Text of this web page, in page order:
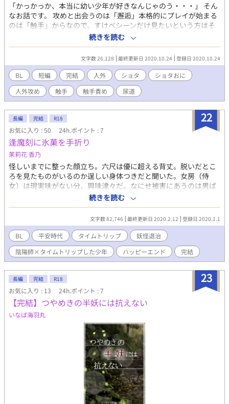
「かっかっか、本当に幼い少年が好きなんじゃのう・・・」 そん
なお話です。 攻めと出会うのは「邂逅」本格的にプレイが始まる
のは「触手」からなので、すけべシーンだけ見たいという方はそ
こまで飛ばしてください。昔からなぜか結婚に気が乗らない妖怪
退治屋のお兄さんが、人に化けるという妖怪を退治しに山に行っ
た、という情報だけ分かっておけば大丈夫だと思います。 もうエ
ロすぎて素晴らしすぎる表紙絵は し様
（https://www.pixiv.net/users/30833339）が描いてくださいま
した。本当にありがとうございます！そもそも触手ショタという
概念を与えてくださったのもし様だったり・・・心から感謝して
ますっ！ 慣れない文体、初めての時代物（なんちゃって要素が強
すぎますが）、初めての触手モノ・・・とめちゃくちゃ頑張って
書きました・・・これ完成しないかもしれないと何度も心が折れ
かけたので、ぜひ一言でもいいので感想が欲しいです！本当に一
言だけでもすごく喜ぶので、どうぞよろしくお願いします！ 追
記：し様が描いてくださったキャラデザ案です！あまりに良すぎ
てこれも見てもらわないともったいなさすぎる…！と思ったので
掲載させていただきました！デフォルトモードの葉助くん、ぜひ
ご覧下さい！ ショタもお兄さんも女の子も、えちえちイラストも
ほのぼの系も全部尊すぎるし様を皆で推そう！
https://www.pixiv.net/artworks/84447730 触手に脱がされちゃ
うから見えないというのに、すごく丁寧に服のデザインしてくだ
さって、本当にし様ありがとうございます…(土下座)(ここで言う
な)葉助の後ろの束ねた髪、本当に私のツボです…涙
続きを読む
文字数 26,128 最終更新日 2020.10.24 登録日 2020.10.24
BL 短編 完結 人外 ショタ
ショタおに
人外攻め
触手 触手責め 尿道
22
長編 完結 R18
お気に入り : 50 24h.ポイント : 7
逢魔刻に氷菓を手折り
茉莉花 香乃
怪しいまでに整った顔立ち。六尺は優に超える背丈。脱いだとこ
ろを見たものがいるのか逞しい身体つきだと聞いた。女房（侍
女）は現実味がない分、興味津々だ。なにせ被害にあうのは男ば
かり。中には女が、わたしも抱かれたと自慢するらしいがその信
憑性はない。 〈氷の君〉 言葉を発せず、触れる手は夏でも氷のよ
うに冷たい。それはその妖怪に付いた名だった。 ーー本文よりー
ー 現代から平安時代へタイムトリップした少年と青年陰陽師が美
貌の妖怪を退治する物語 ！！注意！！ ⚫︎「陰陽師」と云う単語だ
けで覗いて下さった方は、ご注意下さい。こちら、BL小説です 陰
陽道の事はあまり無い、もしくは私の妄想だと思って下さい。独
自の術などあるかもしれません。敢えて、タグの登録はしてませ
んが、うっかり辿り着いた方は、躊躇わずにバックお願いします
⚫︎攻めが受けに出会うまでは、ちょっぴり酷い奴でした ⚫︎一度だ
けですが、攻守逆転します ご注意くださいm(_ _)m 『撫子の華が
咲く』
https://www.alphapolis.co.jp/novel/331526219/575244443の約
十年後の物語です 主人公や主要な人物は前作には登場していませ
ん。なので、前作を読まなくてもわかるように書くつもりです
が、お時間が有る方は拙作『撫子の華が咲く』を先にお読み頂け
ると幸いです 他サイトにも公開しています
続きを読む
文字数 82,746 最終更新日 2020.2.12 登録日 2020.1.1
BL 平安時代 タイムトリップ
妖怪退治
陰陽師×タイムトリップした少年
ハッピーエンド 完結
23
長編 完結 R18
お気に入り : 13 24h.ポイント : 7
【完結】つやめきの半妖には抗えない
いなば海羽丸